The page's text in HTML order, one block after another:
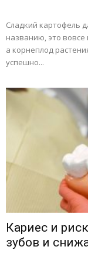
Сладкий картофель
названию, это
а корнеплод
успешно...
Кариес и
зубов и